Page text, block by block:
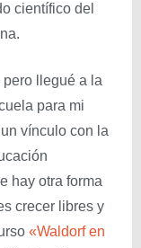
científico del
llegué a la
para mi
vínculo con la
hay otra forma
crecer libres y
«Waldorf en